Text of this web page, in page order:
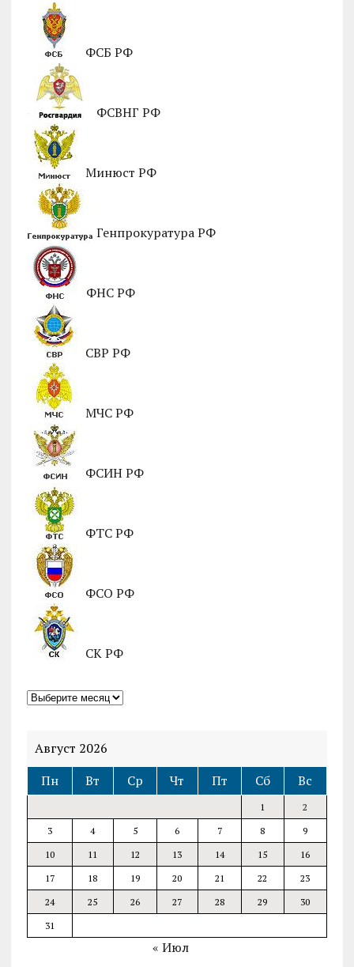
ФСБ РФ
ФСВНГ РФ
Минюст РФ
Генпрокуратура РФ
ФНС РФ
СВР РФ
МЧС РФ
ФСИН РФ
ФТС РФ
ФСО РФ
СК РФ
Архивы
Август 2026
Пн
Вт Ср Чт Пт Сб Вс
1
2
3
4 5 6 7 8
9
10
11 12 13 14 15
16
17
18 19 20 21 22
23
24
25 26 27 28 29
30
31
« Июл